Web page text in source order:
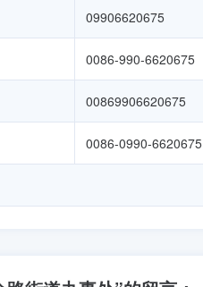
09906620675
0086-990-6620675
00869906620675
0086-0990-6620675